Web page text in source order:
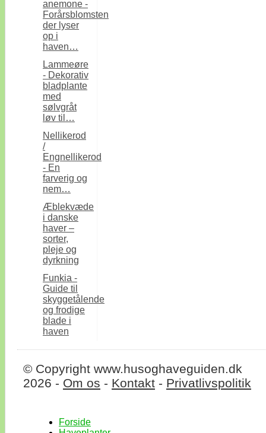
anemone -
Forårsblomsten
der lyser
op i
haven…
Lammeøre
- Dekorativ
bladplante
med
sølvgråt
løv til…
Nellikerod
/
Engnellikerod
- En
farverig og
nem…
Æblekvæde
i danske
haver –
sorter,
pleje og
dyrkning
Funkia -
Guide til
skyggetålende
og frodige
blade i
haven
© Copyright www.husoghaveguiden.dk
2026 - Om os - Kontakt - Privatlivspolitik
Forside